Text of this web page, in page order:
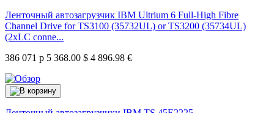
Ленточный автозагрузчик IBM Ultrium 6 Full-High Fibre
Channel Drive for TS3100 (35732UL) or TS3200 (35734UL)
(2xLC conne...
386 071 р 5 368.00 $ 4 896.98 €